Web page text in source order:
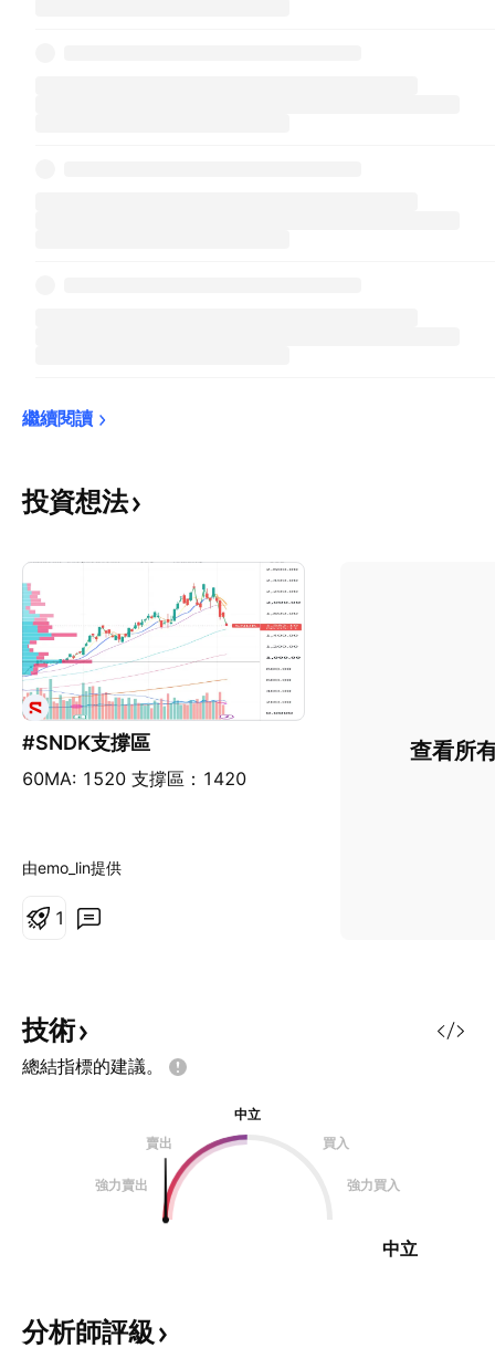
繼續閱讀
投資想法
#SNDK支撐區
60MA: 1520 支撐區：1420
由emo_lin提供
1
查看所
技術
總結指標的建議。
中立
賣出
買入
強力賣出 強力買入
中立
分析師評級